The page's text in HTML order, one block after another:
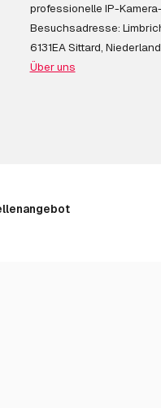
professionelle IP-
Besuchsadresse:
6131EA Sittard,
Über uns